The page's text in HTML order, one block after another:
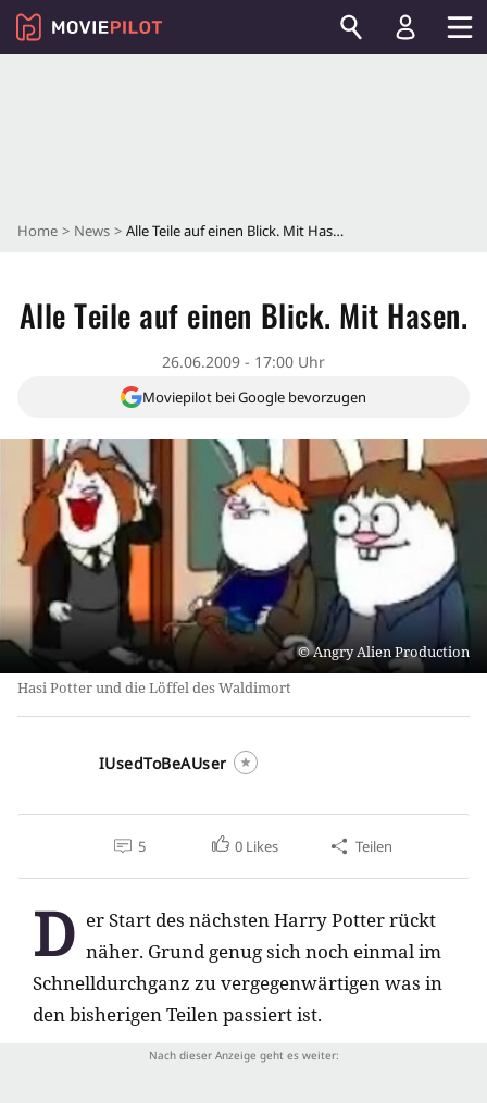
Home News Alle Teile auf einen Blick. Mit Hasen.
Alle Teile auf einen Blick. Mit Hasen.
26.06.2009 - 17:00 Uhr
Moviepilot bei Google bevorzugen
Angry Alien Production
Hasi Potter und die Löffel des Waldimort
IUsedToBeAUser
5 0 Likes Teilen
D er Start des nächsten Harry Potter rückt
näher. Grund genug sich noch einmal im
Schnelldurchganz zu vergegenwärtigen was in
den bisherigen Teilen passiert ist.